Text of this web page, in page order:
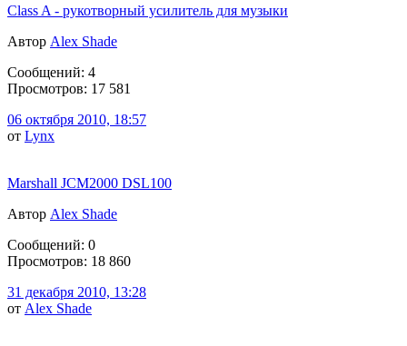
Class A - рукотворный усилитель для музыки
Автор Alex Shade
Сообщений: 4
Просмотров: 17 581
06 октября 2010, 18:57
от Lynx
Marshall JCM2000 DSL100
Автор Alex Shade
Сообщений: 0
Просмотров: 18 860
31 декабря 2010, 13:28
от Alex Shade